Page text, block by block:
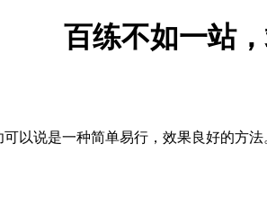
百练不如一站
以说是一种简单易行，效果良好的